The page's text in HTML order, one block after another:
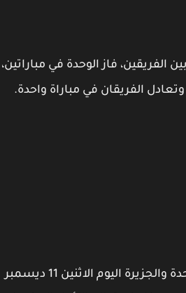
الفريقين، فاز الوحدة في مباراتين،
الفريقان في مباراة واحدة.
من المتوقع أن مباراة الوحدة والجزيرة اليوم الاثنين 11 ديسمبر